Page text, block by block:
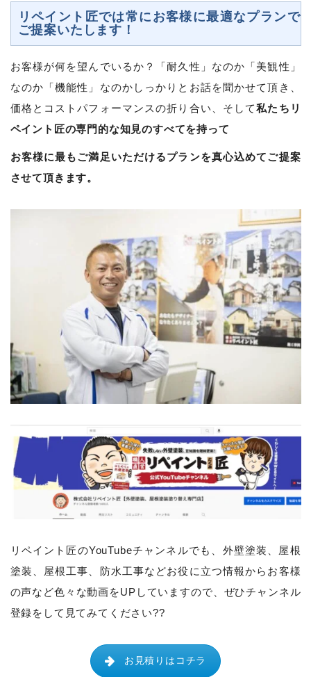
リペイント匠では常にお客様に最適なプランで
ご提案いたします！
お客様が何を望んでいるか？「耐久性」なのか「美観性」
なのか「機能性」なのかしっかりとお話を聞かせて頂き、
価格とコストパフォーマンスの折り合い、そして私たちリ
ペイント匠の専門的な知見のすべてを持って
お客様に最もご満足いただけるプランを真心込めてご提案
させて頂きます。
リペイント匠のYouTubeチャンネルでも、 外壁塗装、屋根
塗装、屋根工事、防水工事などお役に立つ情報からお客様
の声など色々な動画をUPしていますので、ぜひチャンネル
登録をして見てみてください??
お見積りはコチラ